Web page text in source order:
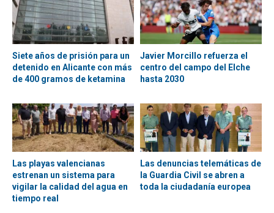
Siete años de prisión para un
detenido en Alicante con más
de 400 gramos de ketamina
Javier Morcillo refuerza el
centro del campo del Elche
hasta 2030
Las playas valencianas
estrenan un sistema para
vigilar la calidad del agua en
tiempo real
Las denuncias telemáticas de
la Guardia Civil se abren a
toda la ciudadanía europea